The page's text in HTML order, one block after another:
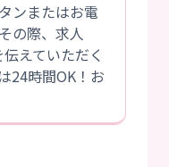
ンまたはお電
の際、求人
えていただく
24時間OK！お